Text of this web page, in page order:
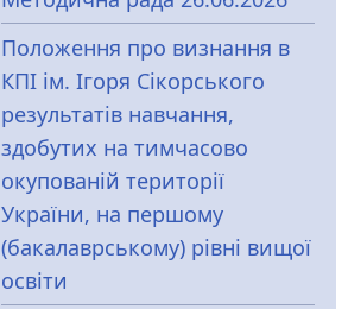
Положення про визнання в
КПІ ім. Ігоря Сікорського
результатів навчання,
здобутих на тимчасово
окупованій території
України, на першому
(бакалаврському) рівні вищої
освіти